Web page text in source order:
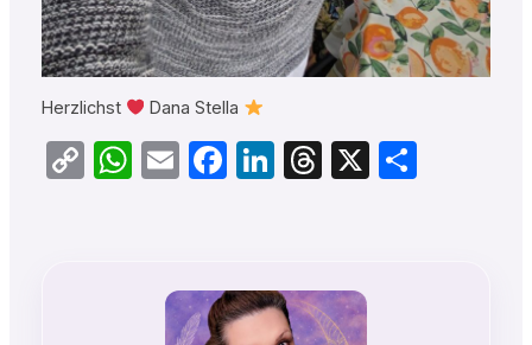
Herzlichst Dana Stella
CopyWhatsApp
EmailFacebook
LinkedIn
Threads
X Teilen